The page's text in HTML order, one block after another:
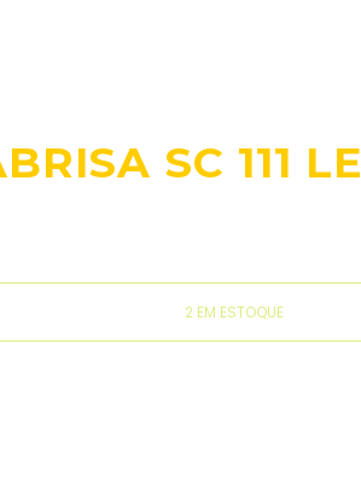
SC 111 LE
2 EM ESTOQUE